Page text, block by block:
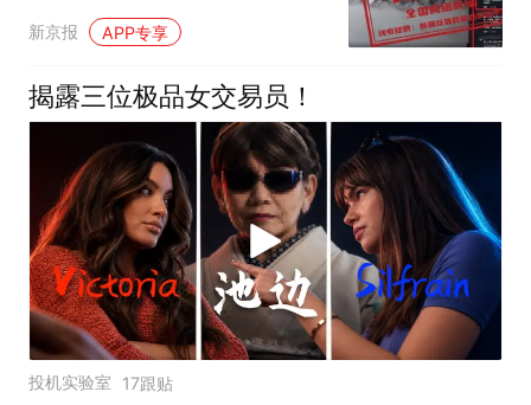
（2026·08·05）
新京报 APP专享
揭露三位极品女交易员！
投机实验室 17跟贴